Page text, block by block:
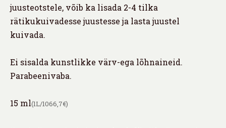
juusteotstele, võib ka lisada 2-4 tilka
rätikukuivadesse juustesse ja lasta juustel
kuivada.
Ei sisalda kunstlikke värv-ega lõhnaineid.
Parabeenivaba.
15 ml(1L/1066,7€)